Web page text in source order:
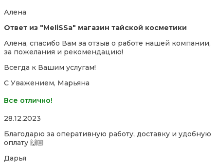
Алена
Ответ из "MeliSSa" магазин тайской косметики
Алёна, спасибо Вам за отзыв о работе нашей компании,
за пожелания и рекомендацию!
Всегда к Вашим услугам!
С Уважением, Марьяна
Все отлично!
Rated
out
of
28.12.2023
Благодарю за оперативную работу, доставку и удобную
оплату 🙌🏼
Дарья